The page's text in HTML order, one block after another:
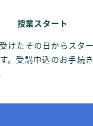
授業スタート
けたその日からスタ
。受講申込のお手続